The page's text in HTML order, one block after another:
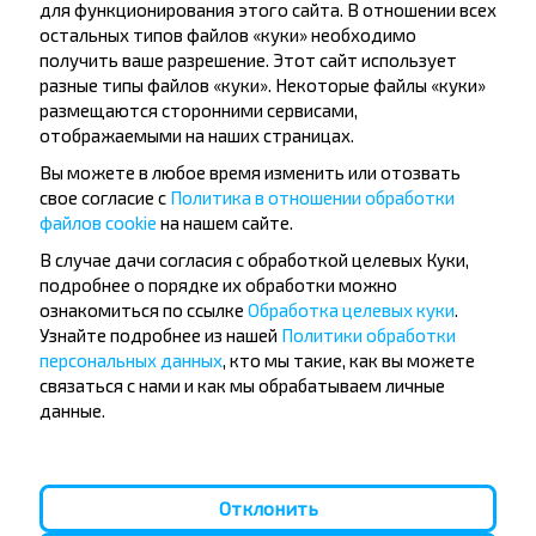
Как забронировать билеты на
автобус Пасека, Стародорожский р-н
МИНСКАЯ ОБЛ. Беларусь-Новые
Дороги?
Есть ли ограничения на поездки по
направлению Пасека,
Стародорожский р-н МИНСКАЯ ОБЛ.
для функционирования этого сайта. В отношении всех
остальных типов файлов «куки» необходимо
получить ваше разрешение. Этот сайт использует
разные типы файлов «куки». Некоторые файлы «куки»
размещаются сторонними сервисами,
отображаемыми на наших страницах.
Вы можете в любое время изменить или отозвать
свое согласие с Политика в отношении обработки
файлов cookie на нашем сайте.
В случае дачи согласия с обработкой целевых Куки,
подробнее о порядке их обработки можно
ознакомиться по ссылке Обработка целевых куки.
Узнайте подробнее из нашей Политики обработки
персональных данных, кто мы такие, как вы можете
связаться с нами и как мы обрабатываем личные
данные.
Отклонить